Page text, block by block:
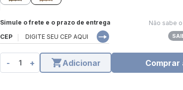
Simule o frete e o prazo de entrega
CEP
Não sabe o
- + Adicionar Comprar